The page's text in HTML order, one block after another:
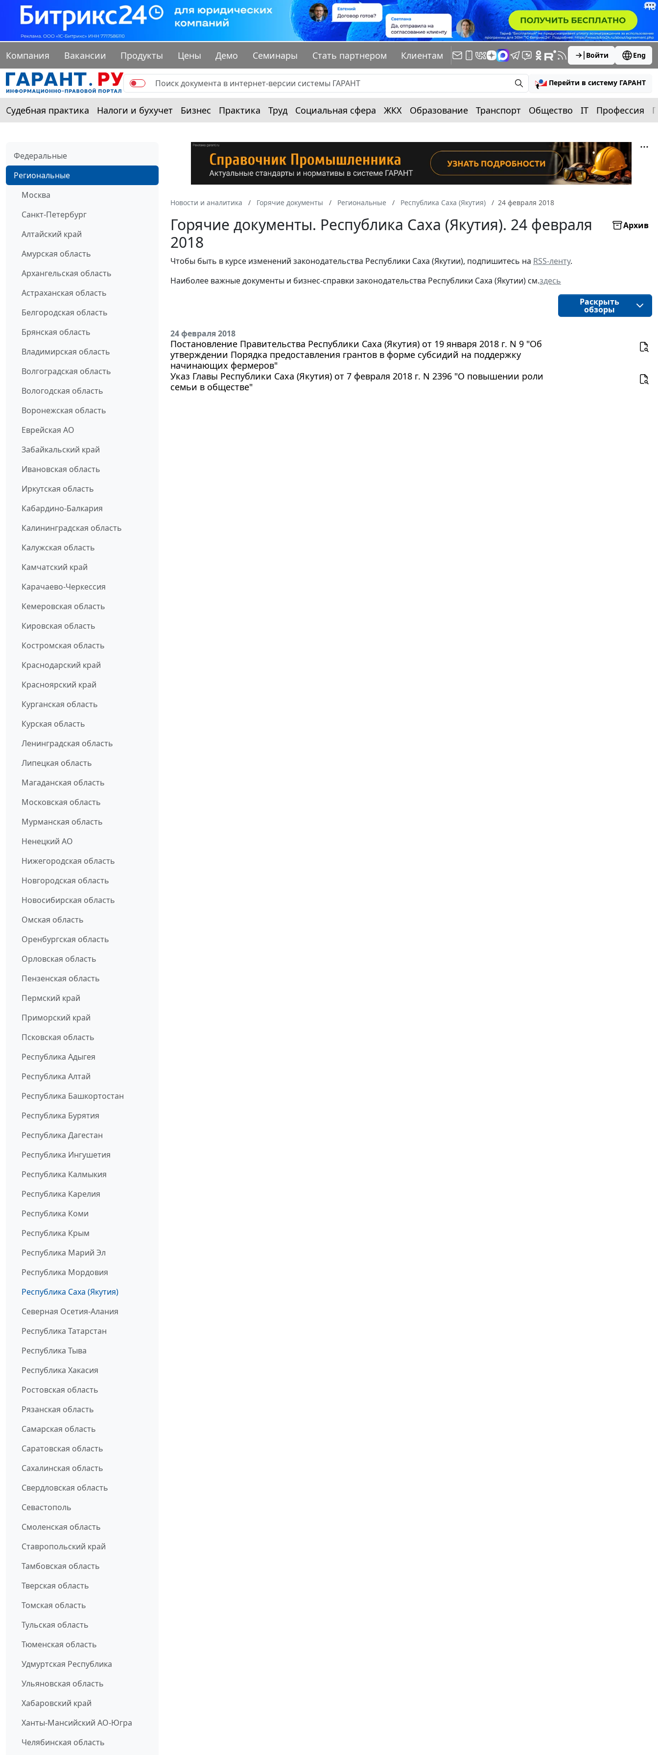
Компания Вакансии Продукты Цены Демо Семинары Стать партнером Клиентам Войти Eng
Перейти в систему ГАРАНТ
Судебная практика Налоги и бухучет Бизнес Практика Труд Социальная сфера ЖКХ Образование Транспорт Общество IT Профессия
Федеральные
Региональные
Москва
Санкт-Петербург
Алтайский край
Амурская область
Архангельская область
Астраханская область
Белгородская область
Брянская область
Владимирская область
Волгоградская область
Вологодская область
Воронежская область
Еврейская АО
Забайкальский край
Ивановская область
Иркутская область
Кабардино-Балкария
Калининградская область
Калужская область
Камчатский край
Карачаево-Черкессия
Кемеровская область
Кировская область
Костромская область
Краснодарский край
Красноярский край
Курганская область
Курская область
Ленинградская область
Липецкая область
Магаданская область
Московская область
Мурманская область
Ненецкий АО
Нижегородская область
Новгородская область
Новосибирская область
Омская область
Оренбургская область
Орловская область
Пензенская область
Пермский край
Приморский край
Псковская область
Республика Адыгея
Республика Алтай
Республика Башкортостан
Республика Бурятия
Республика Дагестан
Республика Ингушетия
Республика Калмыкия
Республика Карелия
Республика Коми
Республика Крым
Республика Марий Эл
Республика Мордовия
Республика Саха (Якутия)
Северная Осетия-Алания
Республика Татарстан
Республика Тыва
Республика Хакасия
Ростовская область
Рязанская область
Самарская область
Саратовская область
Сахалинская область
Свердловская область
Севастополь
Смоленская область
Ставропольский край
Тамбовская область
Тверская область
Томская область
Тульская область
Тюменская область
Удмуртская Республика
Ульяновская область
Хабаровский край
Ханты-Мансийский АО-Югра
Челябинская область
Новости и аналитика Горячие документы Региональные Республика Саха (Якутия) 24 февраля 2018
Горячие документы. Республика Саха (Якутия). 24 февраля
2018
Архив
Чтобы быть в курсе изменений законодательства Республики Саха (Якутии), подпишитесь на RSS-ленту.
Наиболее важные документы и бизнес-справки законодательства Республики Саха (Якутии) см.здесь
Раскрыть
обзоры
24 февраля 2018
Постановление Правительства Республики Саха (Якутия) от 19 января 2018 г. N 9 "Об
утверждении Порядка предоставления грантов в форме субсидий на поддержку
начинающих фермеров"
Указ Главы Республики Саха (Якутия) от 7 февраля 2018 г. N 2396 "О повышении роли
семьи в обществе"